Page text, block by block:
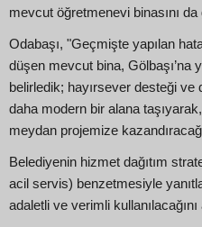
mevcut öğretmenevi binasını da
Odabaşı, "Geçmişte yapılan
düşen mevcut bina, Gölbaşı’na
belirledik; hayırsever desteği ve
daha modern bir alana
meydan projemize
Belediyenin hizmet dağıtım
acil servis) benzetmesiyle
adaletli ve verimli kullanılacağını